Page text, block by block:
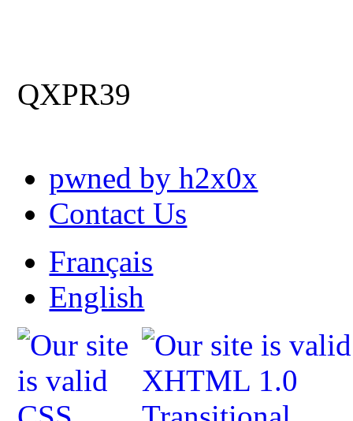
QXPR39
pwned by h2x0x
Contact Us
Français
English